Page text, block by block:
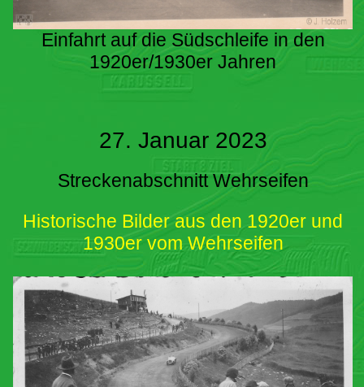
Einfahrt auf die Südschleife in den
1920er/1930er Jahren
27. Januar 2023
Streckenabschnitt Wehrseifen
Historische Bilder aus den 1920er und
1930er vom Wehrseifen